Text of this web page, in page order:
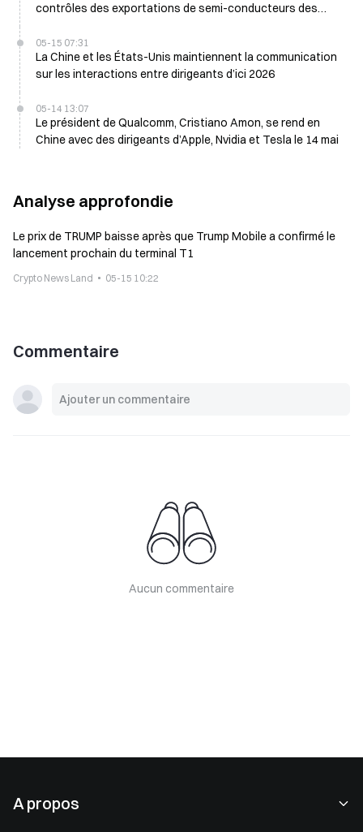
contrôles des exportations de semi-conducteurs des
05-15 07:31
La Chine et les États-Unis maintiennent la communication
sur les interactions entre dirigeants d’ici 2026
05-14 13:07
Le président de Qualcomm, Cristiano Amon, se rend en
Chine avec des dirigeants d’Apple, Nvidia et Tesla le 14 mai
Analyse approfondie
Le prix de TRUMP baisse après que Trump Mobile a confirmé le
lancement prochain du terminal T1
Crypto News Land 05-15 10:22
Commentaire
Aucun commentaire
A propos